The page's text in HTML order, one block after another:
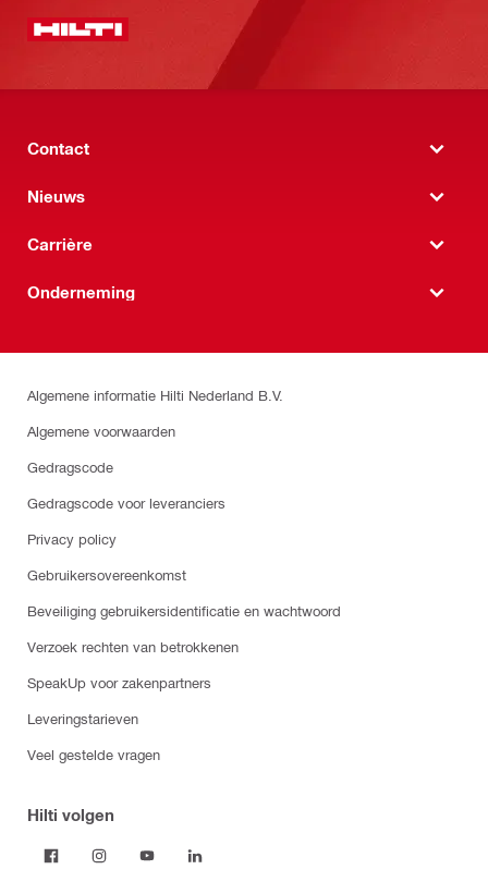
Contact
Nieuws
Carrière
Onderneming
Algemene informatie Hilti Nederland B.V.
Algemene voorwaarden
Gedragscode
Gedragscode voor leveranciers
Privacy policy
Gebruikersovereenkomst
Beveiliging gebruikersidentificatie en wachtwoord
Verzoek rechten van betrokkenen
SpeakUp voor zakenpartners
Leveringstarieven
Veel gestelde vragen
Hilti volgen